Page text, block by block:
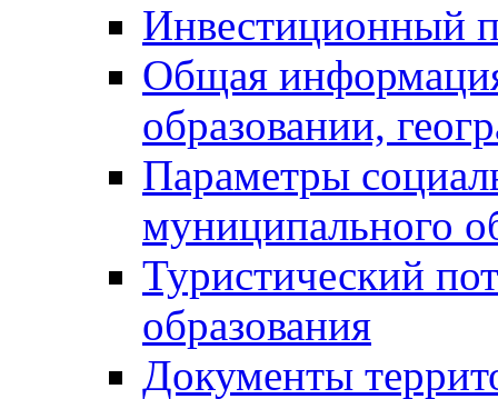
Инвестиционный
Общая
образовании,
Параметры
муниципального
Туристический
образования
Документы